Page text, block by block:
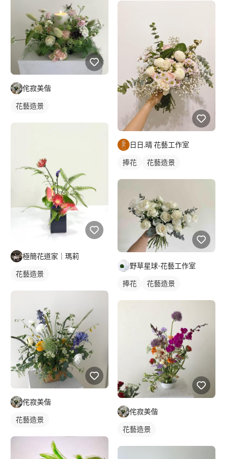
侘寂美偕
花藝造景
極簡花道家｜瑪莉
花藝造景
侘寂美偕
花藝造景
日日.晴 花藝工作室
捧花 花藝造景
野草星球-花藝工作室
捧花 花藝造景
侘寂美偕
花藝造景